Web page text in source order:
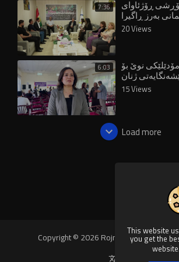
This website
you get the
website.
7:36 شۆڕشی ڕۆژئاوای
بەرز ڕاگیرا
20 Views
6:03 نوێ بۆ
ژنان
15 Views
Load more
Copyright © 2026 Rojnews Video. All
Language